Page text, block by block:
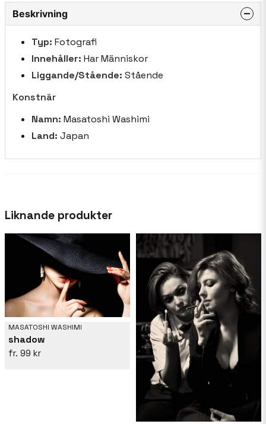
Beskrivning
Typ: Fotografi
Innehåller: Har Människor
Liggande/Stående: Stående
Konstnär
Namn: Masatoshi Washimi
Land: Japan
Liknande produkter
MASATOSHI WASHIMI
shadow
99 kr